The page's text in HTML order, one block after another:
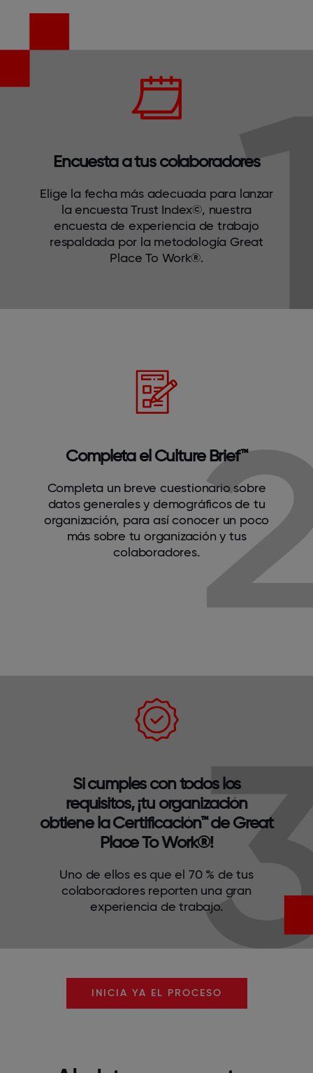
Encuesta a tus colaboradores
Elige la fecha más adecuada para lanzar
la encuesta Trust Index©, nuestra
encuesta de experiencia de trabajo
respaldada por la metodología Great
Place To Work®.
Completa el Culture Brief™
Completa un breve cuestionario sobre
datos generales y demográficos de tu
organización, para así conocer un poco
más sobre tu organización y tus
colaboradores.
Si cumples con todos los
requisitos, ¡tu organización
obtiene la Certificación™ de Great
Place To Work®!
Uno de ellos es que el 70 % de tus
colaboradores reporten una gran
experiencia de trabajo.
INICIA YA EL PROCESO